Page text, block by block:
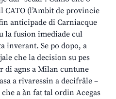
CATO (l’Ambit de provincie
anticipade di Carniacque
la fusion imediade cul
inverant. Se po dopo, a
che la decision su pes
di agns a Milan cuntune
a rivaressin a decifrâle –
a àn fat tal ordin Acegas